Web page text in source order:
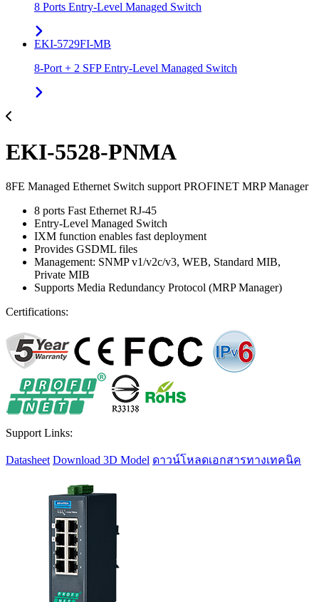
8 Ports Entry-Level Managed Switch
EKI-5729FI-MB
8-Port + 2 SFP Entry-Level Managed Switch
EKI-5528-PNMA
8FE Managed Ethernet Switch support PROFINET MRP Manager
8 ports Fast Ethernet RJ-45
Entry-Level Managed Switch
IXM function enables fast deployment
Provides GSDML files
Management: SNMP v1/v2c/v3, WEB, Standard MIB,
Private MIB
Supports Media Redundancy Protocol (MRP Manager)
Certifications:
Support Links:
Datasheet Download 3D Model ดาวน์โหลดเอกสารทางเทคนิค